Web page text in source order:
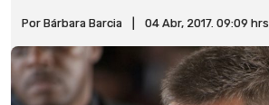
Por Bárbara Barcia 04 Abr, 2017. 09:09 hrs